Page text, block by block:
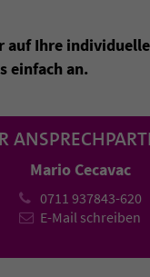
auf Ihre
einfach an.
Mario Cecavac
0711 937843-620
E-Mail schreiben